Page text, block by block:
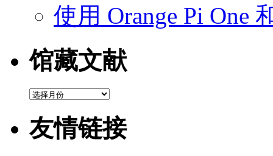
使用 Orange Pi One
馆藏文献
馆
文
献
友情链接